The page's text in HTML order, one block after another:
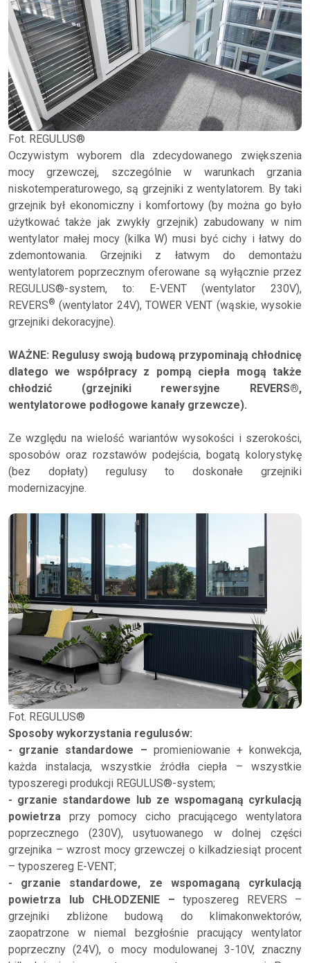
Fot. REGULUS®
Oczywistym wyborem dla zdecydowanego zwiększenia
mocy grzewczej, szczególnie w warunkach grzania
niskotemperaturowego, są grzejniki z wentylatorem. By taki
grzejnik był ekonomiczny i komfortowy (by można go było
użytkować także jak zwykły grzejnik) zabudowany w nim
wentylator małej mocy (kilka W) musi być cichy i łatwy do
zdemontowania. Grzejniki z łatwym do demontażu
wentylatorem poprzecznym oferowane są wyłącznie przez
REGULUS®-system, to: E-VENT (wentylator 230V),
REVERS® (wentylator 24V), TOWER VENT (wąskie, wysokie
grzejniki dekoracyjne).
WAŻNE: Regulusy swoją budową przypominają chłodnicę
dlatego we współpracy z pompą ciepła mogą także
chłodzić (grzejniki rewersyjne REVERS®,
wentylatorowe podłogowe kanały grzewcze).
Ze względu na wielość wariantów wysokości i szerokości,
sposobów oraz rozstawów podejścia, bogatą kolorystykę
(bez dopłaty) regulusy to doskonałe grzejniki
modernizacyjne.
Fot. REGULUS®
Sposoby wykorzystania regulusów:
- grzanie standardowe – promieniowanie + konwekcja,
każda instalacja, wszystkie źródła ciepła – wszystkie
typoszeregi produkcji REGULUS®-system;
- grzanie standardowe lub ze wspomaganą cyrkulacją
powietrza przy pomocy cicho pracującego wentylatora
poprzecznego (230V), usytuowanego w dolnej części
grzejnika – wzrost mocy grzewczej o kilkadziesiąt procent
– typoszereg E-VENT;
- grzanie standardowe, ze wspomaganą cyrkulacją
powietrza lub CHŁODZENIE – typoszereg REVERS –
grzejniki zbliżone budową do klimakonwektorów,
zaopatrzone w niemal bezgłośnie pracujący wentylator
poprzeczny (24V), o mocy modulowanej 3-10V, znaczny